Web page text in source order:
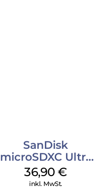
SanDisk
microSDXC Ultra
128 GB + Adapter
Mobile
36,90€
inkl. MwSt.